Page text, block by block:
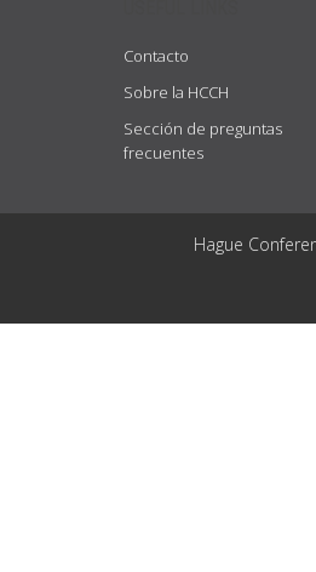
Contacto
Sobre la HCCH
Sección de preguntas
frecuentes
Hague